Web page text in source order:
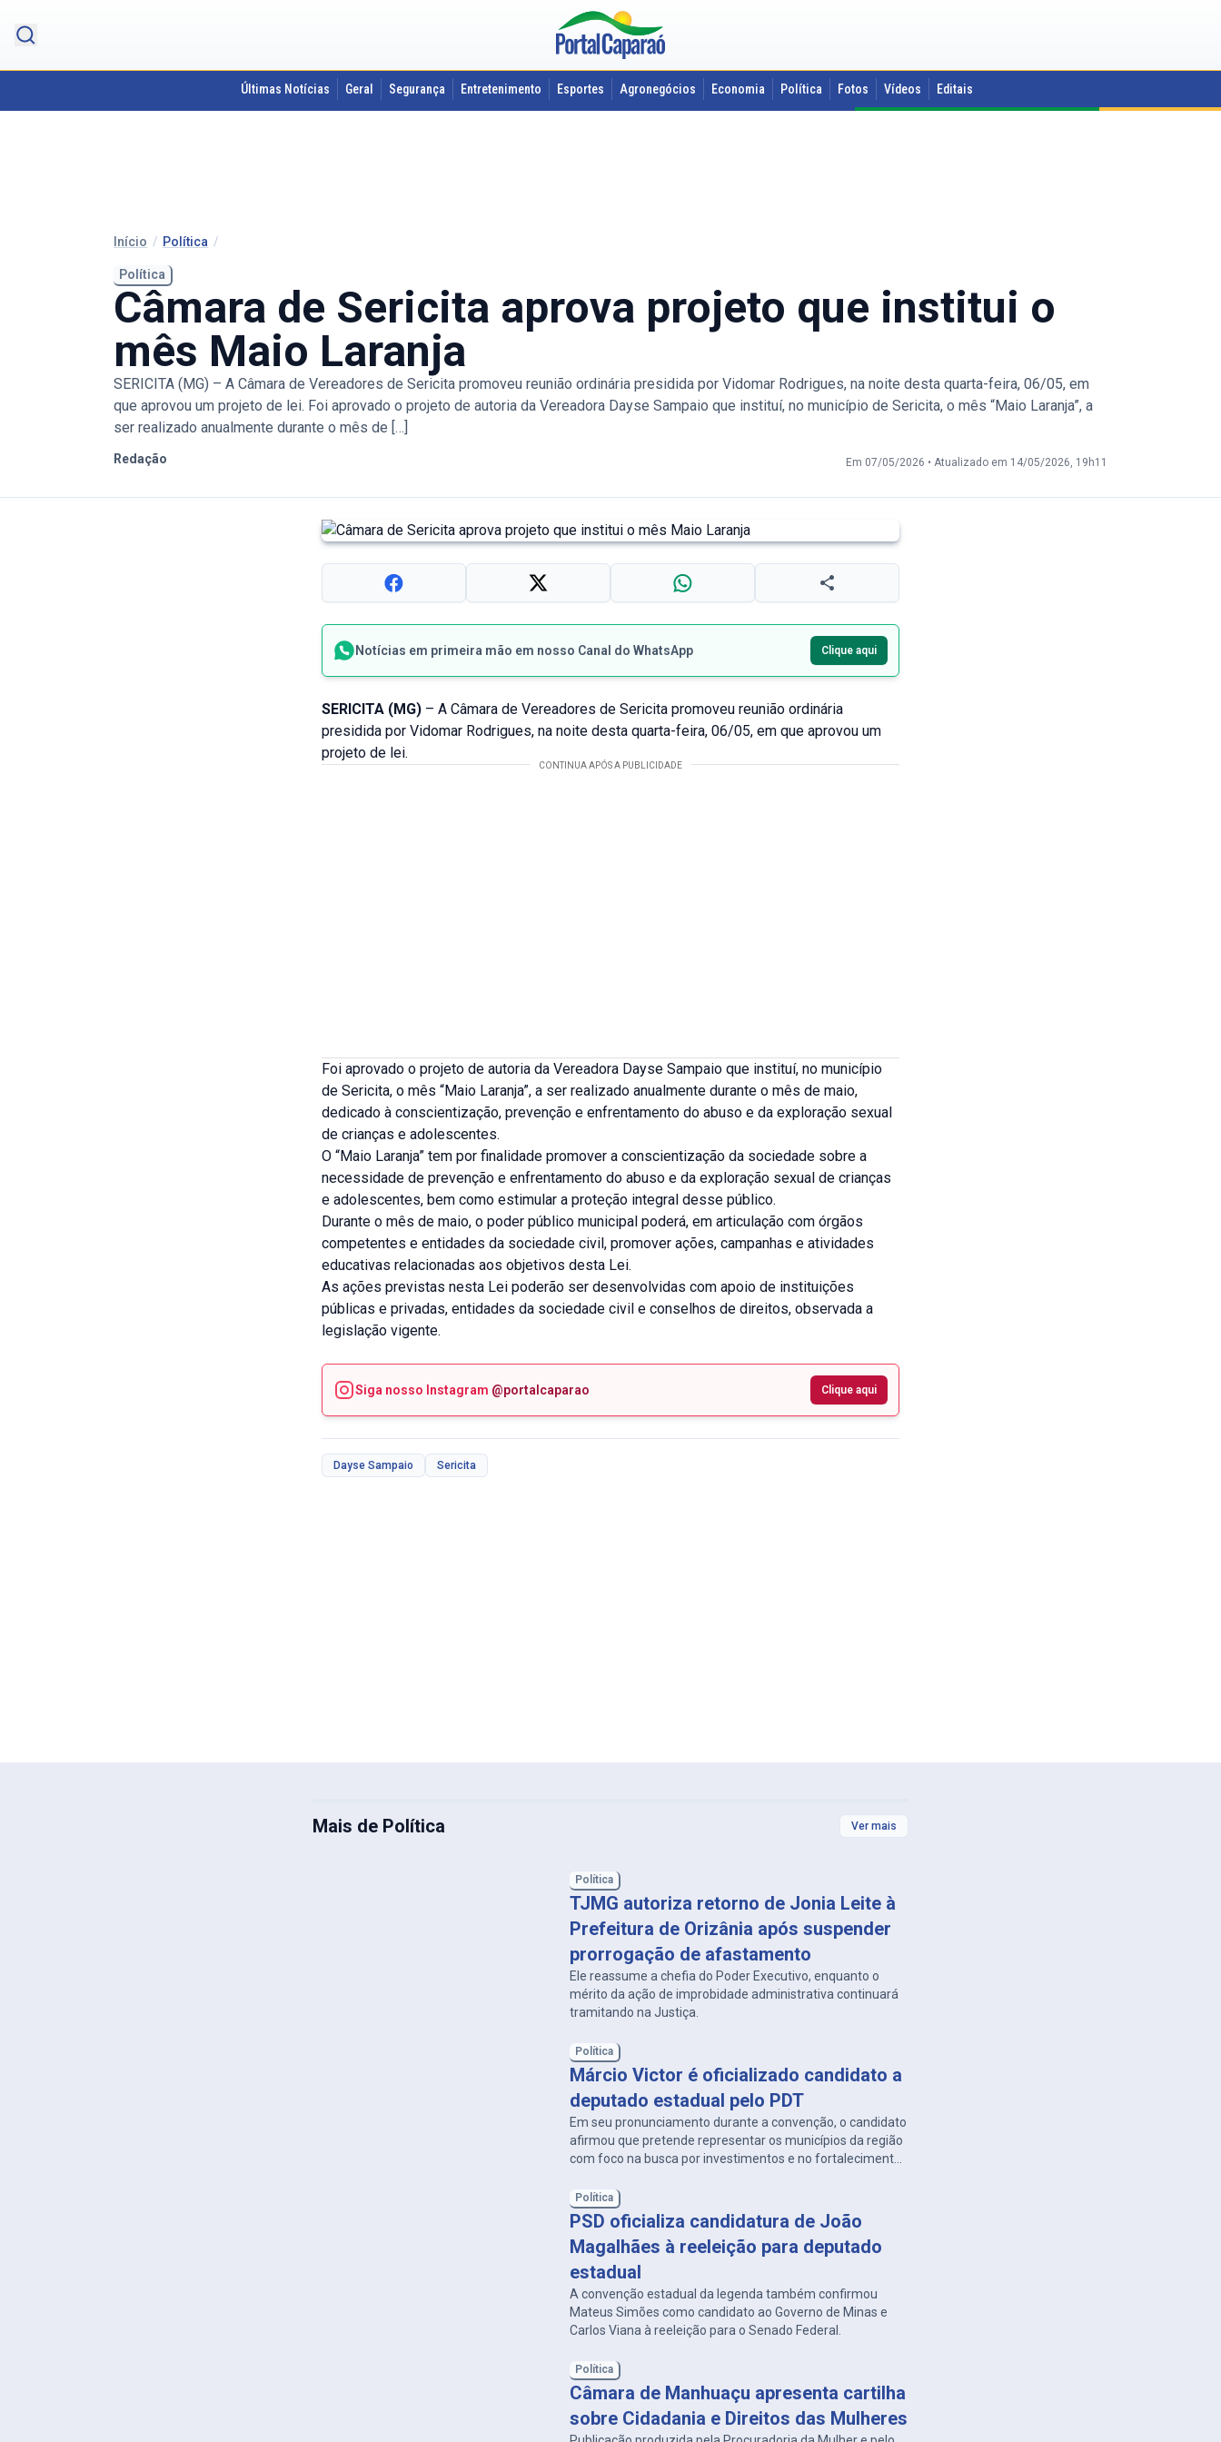
Últimas Notícias Geral Segurança Entretenimento Esportes Agronegócios Economia Política Fotos Vídeos Editais
Início / Política /
Política
Câmara de Sericita aprova projeto que institui o
mês Maio Laranja
SERICITA (MG) – A Câmara de Vereadores de Sericita promoveu reunião ordinária presidida por Vidomar Rodrigues, na noite desta quarta-feira, 06/05, em
que aprovou um projeto de lei. Foi aprovado o projeto de autoria da Vereadora Dayse Sampaio que instituí, no município de Sericita, o mês “Maio Laranja”, a
ser realizado anualmente durante o mês de […]
Redação Em 07/05/2026 • Atualizado em 14/05/2026, 19h11
Notícias em primeira mão em nosso Canal do WhatsApp Clique aqui
SERICITA (MG)– A Câmara de Vereadores de Sericita promoveu reunião ordinária
presidida por Vidomar Rodrigues, na noite desta quarta-feira, 06/05, em que aprovou um
projeto de lei.
Foi aprovado o projeto de autoria da Vereadora Dayse Sampaio que instituí, no município
de Sericita, o mês “Maio Laranja”, a ser realizado anualmente durante o mês de maio,
dedicado à conscientização, prevenção e enfrentamento do abuso e da exploração sexual
de crianças e adolescentes.
O “Maio Laranja” tem por finalidade promover a conscientização da sociedade sobre a
necessidade de prevenção e enfrentamento do abuso e da exploração sexual de crianças
e adolescentes, bem como estimular a proteção integral desse público.
Durante o mês de maio, o poder público municipal poderá, em articulação com órgãos
competentes e entidades da sociedade civil, promover ações, campanhas e atividades
educativas relacionadas aos objetivos desta Lei.
As ações previstas nesta Lei poderão ser desenvolvidas com apoio de instituições
públicas e privadas, entidades da sociedade civil e conselhos de direitos, observada a
legislação vigente.
Siga nosso Instagram @portalcaparao Clique aqui
Dayse Sampaio Sericita
Mais de Política Ver mais
Política
TJMG autoriza retorno de Jonia Leite à
Prefeitura de Orizânia após suspender
prorrogação de afastamento
Ele reassume a chefia do Poder Executivo, enquanto o
mérito da ação de improbidade administrativa continuará
tramitando na Justiça.
Política
Márcio Victor é oficializado candidato a
deputado estadual pelo PDT
Em seu pronunciamento durante a convenção, o candidato
afirmou que pretende representar os municípios da região
com foco na busca por investimentos e no fortalecimento
Política
PSD oficializa candidatura de João
Magalhães à reeleição para deputado
estadual
A convenção estadual da legenda também confirmou
Mateus Simões como candidato ao Governo de Minas e
Carlos Viana à reeleição para o Senado Federal.
Política
Câmara de Manhuaçu apresenta cartilha
sobre Cidadania e Direitos das Mulheres